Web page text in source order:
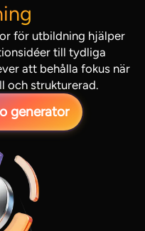
för utbildning hjälper
till tydliga
att behålla fokus när
och strukturerad.
generator